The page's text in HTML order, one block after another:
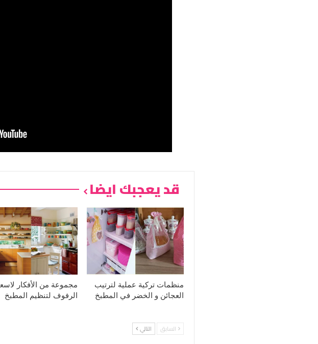
قد يعجبك ايضا
منظمات تركية عملية لترتيب
العجائن و الخضر في المطبخ
مجموعة من الأفكار
الرفوف لتنظيم المطبخ
السابق التالي